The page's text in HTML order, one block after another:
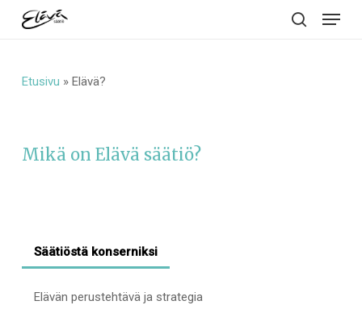
content
Menu
Etusivu » Elävä?
Mikä on Elävä säätiö?
Säätiöstä konserniksi
Elävän perustehtävä ja strategia